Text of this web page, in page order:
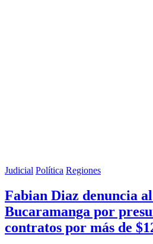
Judicial Política Regiones
Fabian Diaz denuncia
Bucaramanga por
contratos por más de